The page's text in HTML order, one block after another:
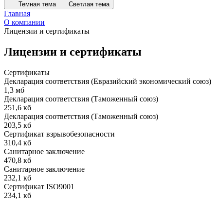
Темная тема Светлая тема
Главная
О компании
Лицензии и сертификаты
Лицензии и сертификаты
Сертификаты
Декларация соответствия (Евразийский экономический союз)
1,3 мб
Декларация соответствия (Таможенный союз)
251,6 кб
Декларация соответствия (Таможенный союз)
203,5 кб
Сертификат взрывобезопасности
310,4 кб
Санитарное заключение
470,8 кб
Санитарное заключение
232,1 кб
Сертификат ISO9001
234,1 кб